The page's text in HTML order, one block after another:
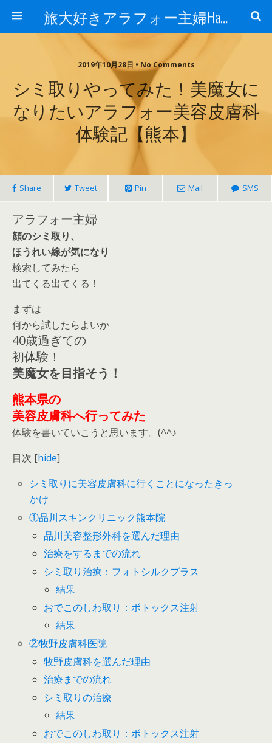
旅大好きアラフォー主婦Happy lifeの道
2019年10月28日 • No Comments
シミ取りやってみた！美魔女に
なりたいアラフォー美容皮膚科
体験記【熊本】
Share Tweet Pin Mail SMS
アラフォー主婦
顔のシミ取り、
ほうれい線が気になり
検索してみたら
出てくる出てくる！
まずは
何から試したらよいか
40歳過ぎての
初体験！
美魔女を目指そう！
熊本県の
美容皮膚科へ行ってみた
体験を書いていこうと思います。(^^♪
目次 [hide]
シミ取りに美容皮膚科に行くことになったきっ
かけ
①品川スキンクリニック熊本院
品川美容整形外科を選んだ理由
治療をするまでの流れ
シミ取り治療：フォトシルクプラス
結果
おでこのしわ取り：ボトックス注射
結果
②牧野皮膚科医院
牧野皮膚科を選んだ理由
治療までの流れ
シミ取りの治療
結果
おでこのしわ取り：ボトックス注射